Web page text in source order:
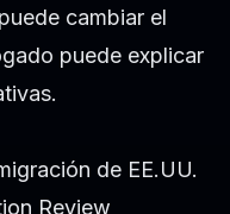
cambiar el
puede explicar
de EE.UU.
Review